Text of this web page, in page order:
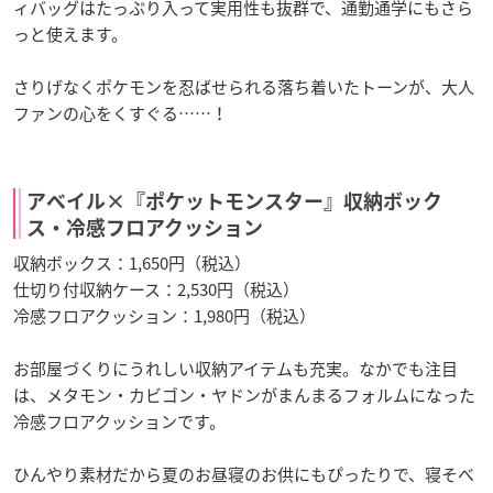
ィバッグはたっぷり入って実用性も抜群で、通勤通学にもさら
っと使えます。
さりげなくポケモンを忍ばせられる落ち着いたトーンが、大人
ファンの心をくすぐる……！
アベイル×『ポケットモンスター』収納ボック
ス・冷感フロアクッション
収納ボックス：1,650円（税込）
仕切り付収納ケース：2,530円（税込）
冷感フロアクッション：1,980円（税込）
お部屋づくりにうれしい収納アイテムも充実。なかでも注目
は、メタモン・カビゴン・ヤドンがまんまるフォルムになった
冷感フロアクッションです。
ひんやり素材だから夏のお昼寝のお供にもぴったりで、寝そべ